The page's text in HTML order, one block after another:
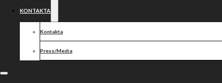
KONTAKTA
Kontakta
Press/Media